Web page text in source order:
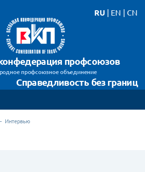
профсоюзов
профсоюзное объединение
Справедливость без границ
RU | EN | CN
Интервью